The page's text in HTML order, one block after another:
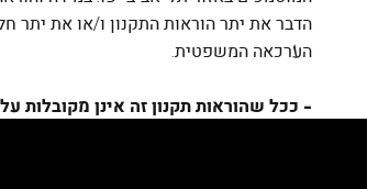
הדבר את יתר הוראות התקנון ו/או את יתר
הערכאה המשפטית.
- ככל שהוראות תקנון זה אינן מקובלות